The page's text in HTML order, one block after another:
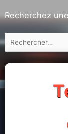
Recherchez